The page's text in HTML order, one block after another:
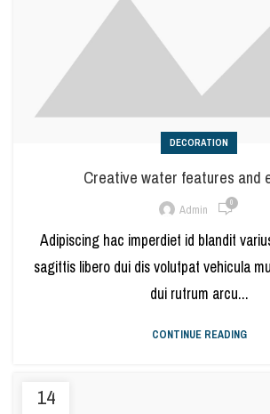
DECORATION
Creative water features and
Admin 0
Adipiscing hac imperdiet id blandit
sagittis libero dui dis volutpat vehicula
dui rutrum arcu...
CONTINUE READING
14